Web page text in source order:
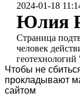
2024-01-18
Юлия
Страница
человек
Чтобы не
прокладывают
сайтом